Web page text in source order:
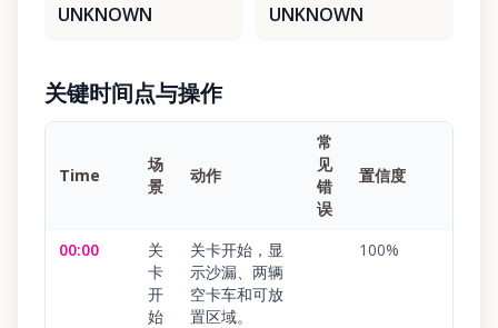
UNKNOWN UNKNOWN
关键时间点与操作
Time
场
景
动作
常
见
错
误
置信度
00:00
关
卡
开
始
关卡开始，显
示沙漏、两辆
空卡车和可放
置区域。
100%